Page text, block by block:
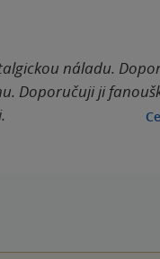
náladu.
Doporučuji ji